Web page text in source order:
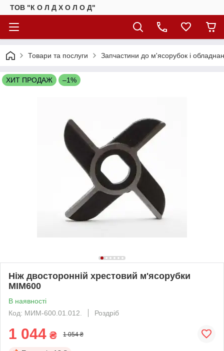
ТОВ "К О Л Д Х О Л О Д"
Товари та послуги Запчастини до м'ясорубок і
ХИТ ПРОДАЖ –1%
Ніж двосторонній хрестовий м'ясорубки
MІМ600
В наявності
Код: МИМ-600.01.012.
Роздріб
1 044 ₴ 1 054 ₴